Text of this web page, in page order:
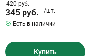
420руб.
345 руб.
/шт.
Есть в наличии
Купить